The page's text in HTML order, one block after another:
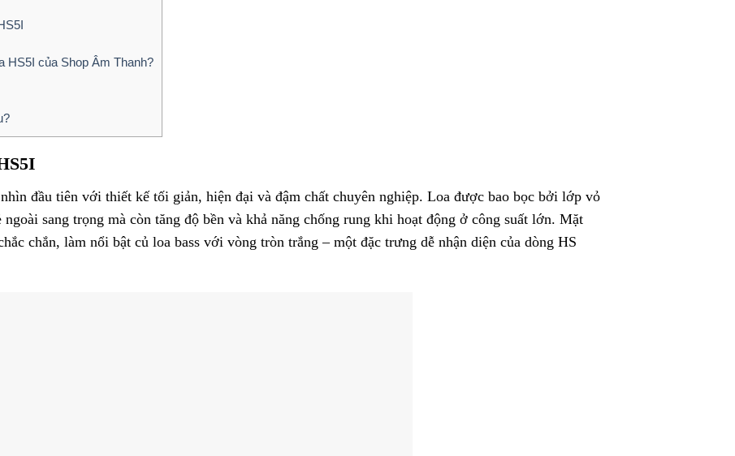
HS5I của Shop Âm Thanh?
đầu tiên với thiết kế tối giản, hiện đại và đậm chất chuyên nghiệp. Loa được bao bọc bởi lớp vỏ
sang trọng mà còn tăng độ bền và khả năng chống rung khi hoạt động ở công suất lớn. Mặt
chắn, làm nổi bật củ loa bass với vòng tròn trắng – một đặc trưng dễ nhận diện của dòng HS